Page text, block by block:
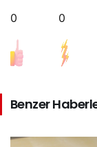
0 0
Benzer